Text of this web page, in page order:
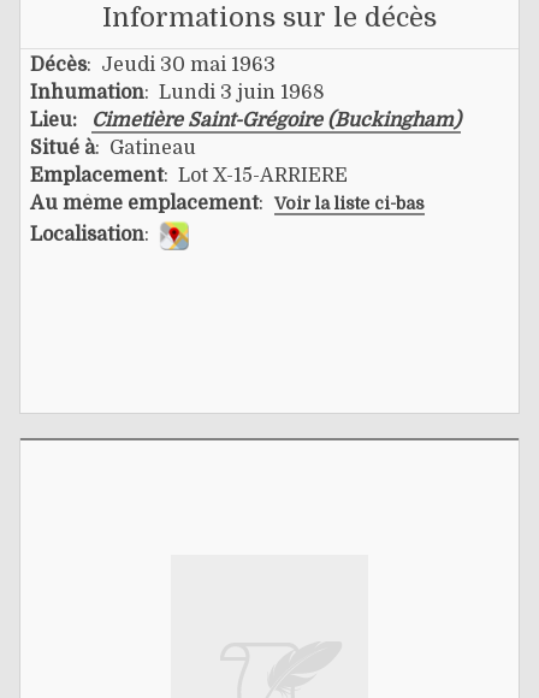
Informations sur le décès
Décès: Jeudi 30 mai 1963
Inhumation: Lundi 3 juin 1968
Lieu:
Cimetière Saint-Grégoire (Buckingham)
Situé à: Gatineau
Emplacement: Lot X-15-ARRIERE
Au même emplacement: Voir la liste ci-bas
Localisation: